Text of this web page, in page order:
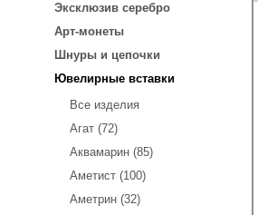
Эксклюзив серебро
Арт-монеты
Шнуры и цепочки
Ювелирные вставки
Все изделия
Агат (72)
Аквамарин (85)
Аметист (100)
Аметрин (32)